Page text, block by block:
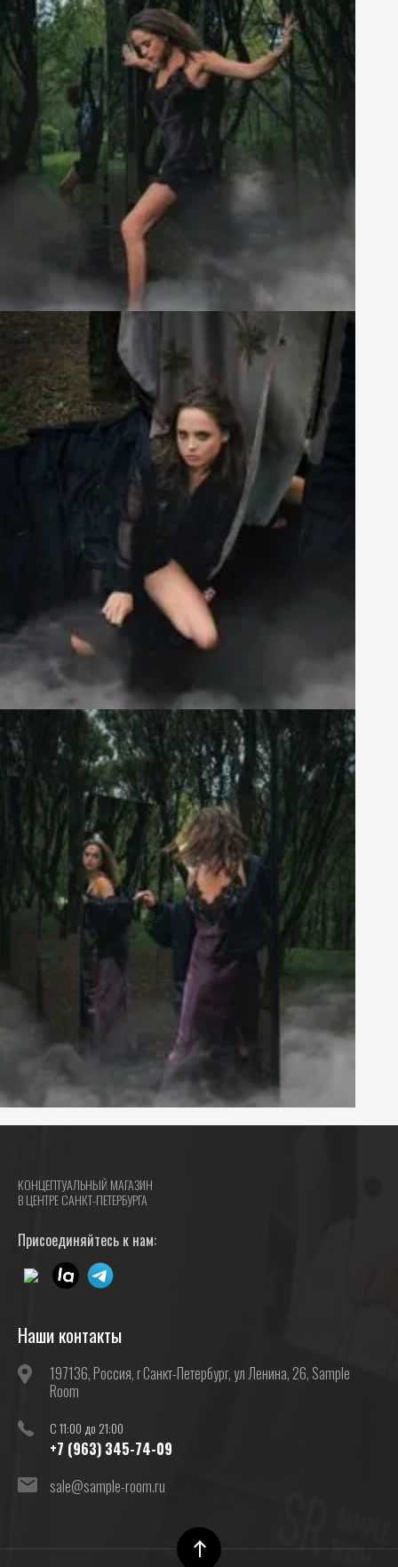
КОНЦЕПТУАЛЬНЫЙ МАГАЗИН
В ЦЕНТРЕ САНКТ-ПЕТЕРБУРГА
Присоединяйтесь к нам:
Наши контакты
197136, Россия, г Санкт-Петербург, ул Ленина, 26, Sample
Room
C 11:00 до 21:00
+7 (963) 345-74-09
sale@sample-room.ru